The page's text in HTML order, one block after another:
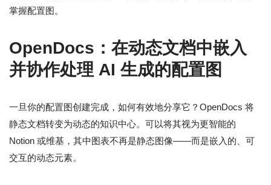
掌握配置图。
OpenDocs：在动态文档中嵌入
并协作处理 AI 生成的配置图
一旦你的配置图创建完成，如何有效地分享它？OpenDocs 将
静态文档转变为动态的知识中心。可以将其视为更智能的
Notion 或维基，其中图表不再是静态图像——而是嵌入的、可
交互的动态元素。